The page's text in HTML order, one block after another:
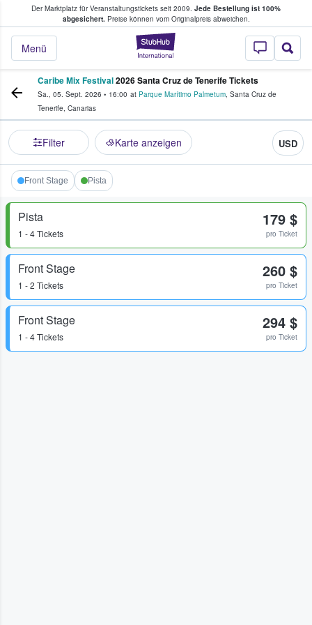
Der Marktplatz für Veranstaltungstickets seit 2009. Jede Bestellung ist 100%
abgesichert.Preise können vom Originalpreis abweichen.
StubHub - Wo
Menü
Tickets kaufen & verkaufen
Caribe Mix Festival2026 Santa Cruz de Tenerife Tickets
Sa., 05. Sept. 2026 • 16:00 at Parque Marítimo Palmetum, Santa Cruz de
Tenerife, Canarias
Filter Karte anzeigen USD
Front Stage Pista
Pista
1 - 4 Tickets
179 $
pro Ticket
Front Stage
1 - 2 Tickets
260 $
pro Ticket
Front Stage
1 - 4 Tickets
294 $
pro Ticket